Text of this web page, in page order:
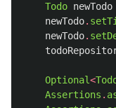
Todo newTodo
newTodo.
newTodo.
Optional<
Assertions .